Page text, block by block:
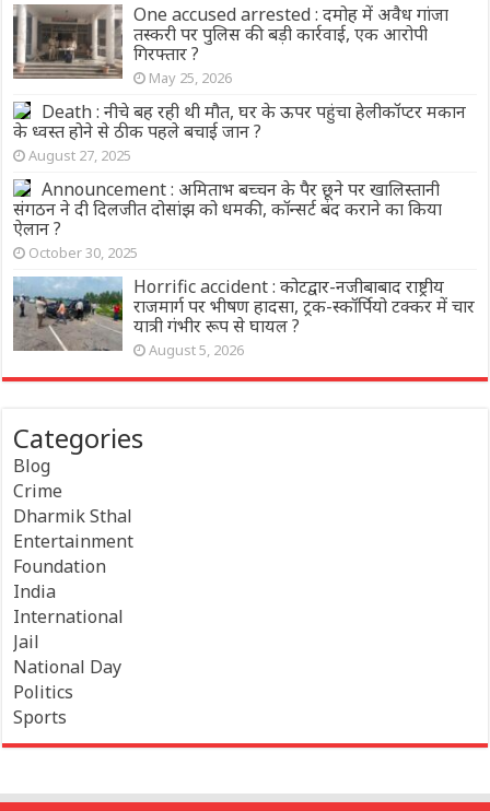
One accused arrested : दमोह में अवैध गांजा
तस्करी पर पुलिस की बड़ी कार्रवाई, एक आरोपी
गिरफ्तार ?
May 25, 2026
Death : नीचे बह रही थी मौत, घर के ऊपर पहुंचा हेलीकॉप्टर मकान
के ध्वस्त होने से ठीक पहले बचाई जान ?
August 27, 2025
Announcement : अमिताभ बच्चन के पैर छूने पर खालिस्तानी
संगठन ने दी दिलजीत दोसांझ को धमकी, कॉन्सर्ट बंद कराने का किया
ऐलान ?
October 30, 2025
Horrific accident : कोटद्वार-नजीबाबाद राष्ट्रीय
राजमार्ग पर भीषण हादसा, ट्रक-स्कॉर्पियो टक्कर में चार
यात्री गंभीर रूप से घायल ?
August 5, 2026
Categories
Blog
Crime
Dharmik Sthal
Entertainment
Foundation
India
International
Jail
National Day
Politics
Sports